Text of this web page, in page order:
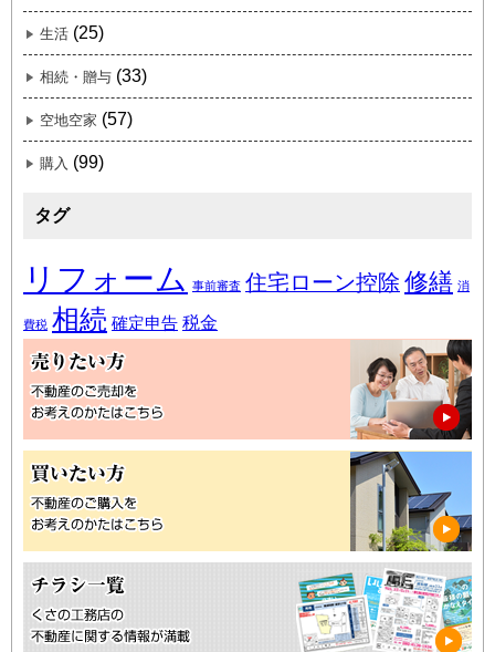
生活 (25)
相続・贈与 (33)
空地空家 (57)
購入 (99)
タグ
リフォーム 事前審査 住宅ローン控除 修繕 消
費税 相続 確定申告 税金